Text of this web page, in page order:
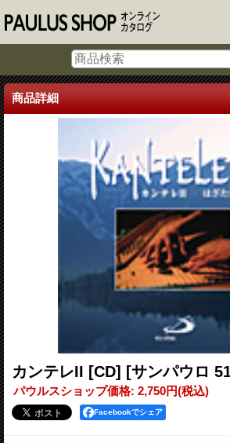
商品詳細
カンテレII [CD] [サンパウロ
パウルスショップ価格: 2,750円(税込)
Facebookでシェア